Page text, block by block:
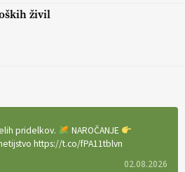
živil
pridelkov.
NAROČANJE
https://t.co/fPA11tblvn
02.08.2026